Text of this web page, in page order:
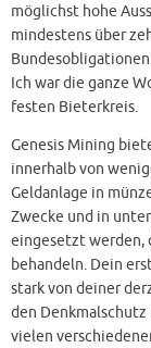
möglichst hohe
mindestens über
Ich war die ganze
festen Bieterkreis.
Genesis Mining
innerhalb von
Geldanlage in
Zwecke und in
eingesetzt werden,
behandeln. Dein
stark von deiner
den Denkmalschutz
vielen